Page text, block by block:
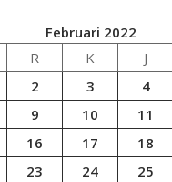
Februari 2022
R K J
2 3 4
9 10 11
16 17 18
23 24 25